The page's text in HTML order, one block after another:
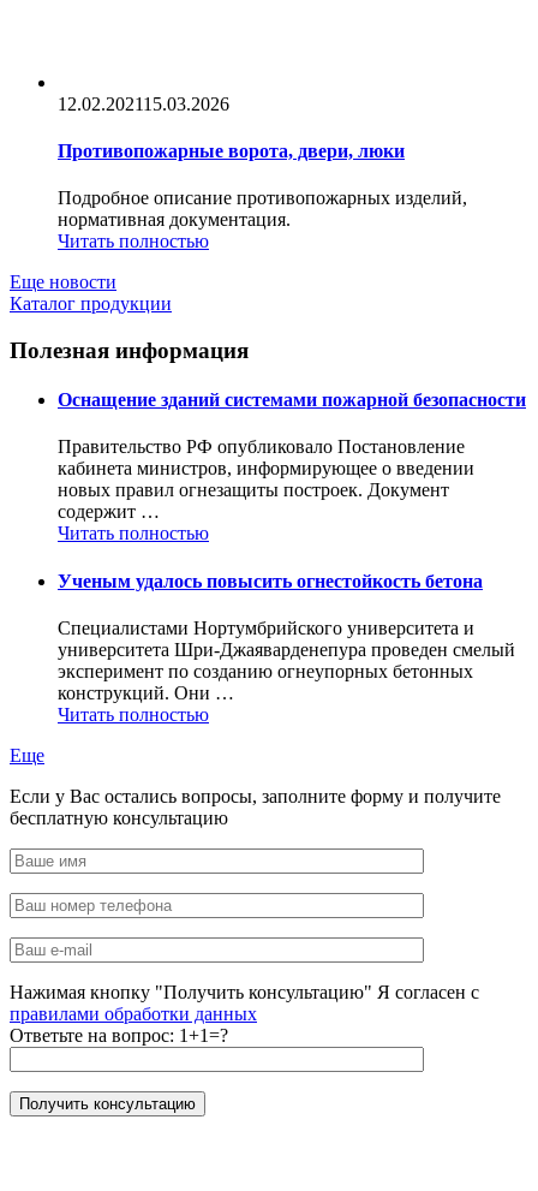
12.02.202115.03.2026
Противопожарные ворота, двери, люки
Подробное описание противопожарных изделий,
нормативная документация.
Читать полностью
Еще новости
Каталог продукции
Полезная информация
Оснащение зданий системами пожарной безопасности
Правительство РФ опубликовало Постановление
кабинета министров, информирующее о введении
новых правил огнезащиты построек. Документ
содержит …
Читать полностью
Ученым удалось повысить огнестойкость бетона
Специалистами Нортумбрийского университета и
университета Шри-Джаяварденепура проведен смелый
эксперимент по созданию огнеупорных бетонных
конструкций. Они …
Читать полностью
Еще
Если у Вас остались вопросы, заполните форму и получите
бесплатную консультацию
Нажимая кнопку "Получить консультацию" Я согласен с
правилами обработки данных
Ответьте на вопрос: 1+1=?